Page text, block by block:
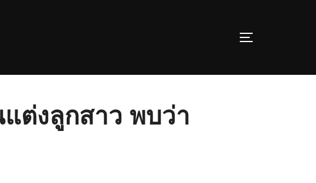
TOGGLE
ต่งลูกสาว พบว่า